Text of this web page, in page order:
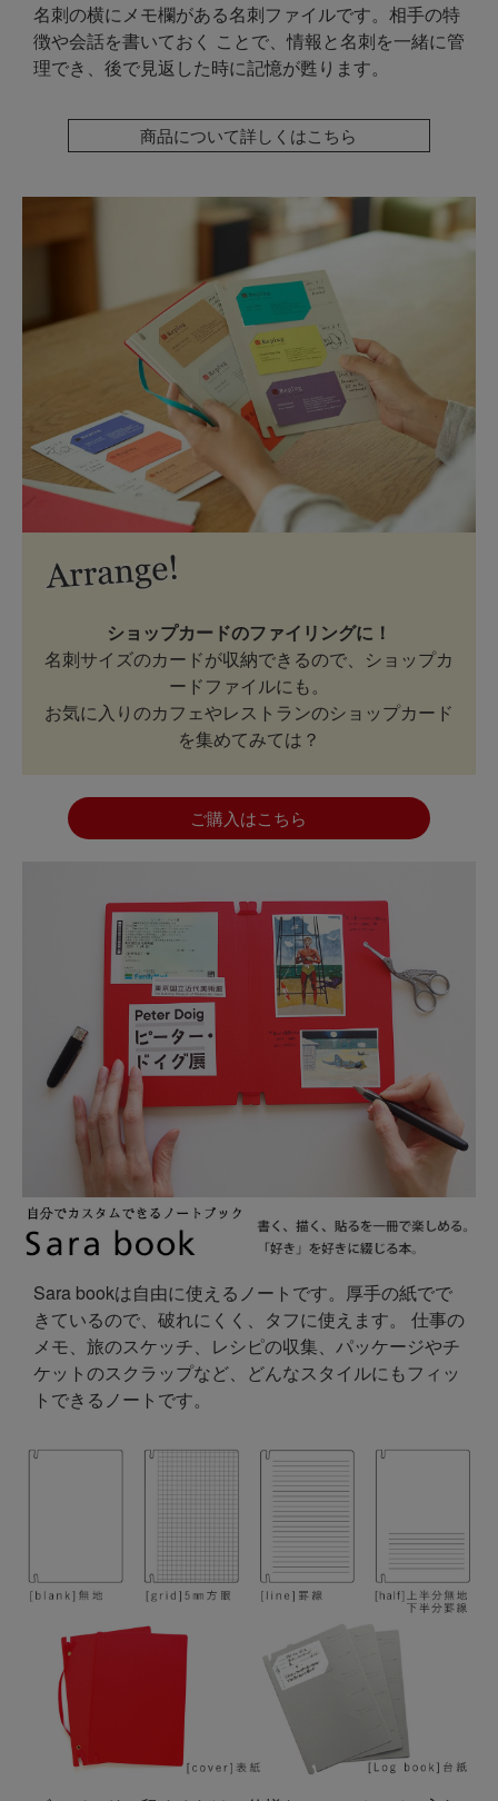
名刺の横にメモ欄がある名刺ファイルです。相手の特
徴や会話を書いておく ことで、情報と名刺を一緒に管
理でき、後で見返した時に記憶が甦ります。
商品について詳しくはこちら
ショップカードのファイリングに！
名刺サイズのカードが収納できるので、ショップカ
ードファイルにも。
お気に入りのカフェやレストランのショップカード
を集めてみては？
ご購入はこちら
Sara bookは自由に使えるノートです。厚手の紙でで
きているので、破れにくく、タフに使えます。 仕事の
メモ、旅のスケッチ、レシピの収集、パッケージやチ
ケットのスクラップなど、どんなスタイルにもフィッ
トできるノートです。